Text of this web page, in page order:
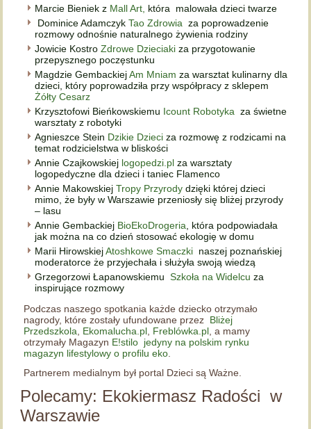
Marcie Bieniek z Mall Art, która malowała dzieci twarze
Dominice AdamczykTao Zdrowia za poprowadzenie
rozmowy odnośnie naturalnego żywienia rodziny
Jowicie KostroZdrowe Dzieciaki za przygotowanie
przepysznego poczęstunku
Magdzie GembackiejAm Mniam za warsztat kulinarny dla
dzieci, który poprowadziła przy współpracy z sklepem
Żółty Cesarz
Krzysztofowi Bieńkowskiemu Icount Robotyka za świetne
warsztaty z robotyki
Agnieszce Stein Dzikie Dzieci za rozmowę z rodzicami na
temat rodzicielstwa w bliskości
Annie Czajkowskiej logopedzi.pl za warsztaty
logopedyczne dla dzieci i taniec Flamenco
Annie MakowskiejTropy Przyrody dzięki której dzieci
mimo, że były w Warszawie przeniosły się bliżej przyrody
– lasu
Annie Gembackiej BioEkoDrogeria , która podpowiadała
jak można na co dzień stosować ekologię w domu
Marii HirowskiejAtoshkowe Smaczki naszej poznańskiej
moderatorce że przyjechała i służyła swoją wiedzą
Grzegorzowi ŁapanowskiemuSzkoła na Widelcu za
inspirujące rozmowy
Podczas naszego spotkania każde dziecko otrzymało
nagrody, które zostały ufundowane przez Bliżej
Przedszkola
Ekomalucha.pl Freblówka.pl , a mamy
otrzymały Magazyn E!stilo jedyny na polskim rynku
magazyn lifestylowy o profilu eko
Partnerem medialnym był portal Dzieci są Ważne.
Polecamy: Ekokiermasz Radości w
Warszawie